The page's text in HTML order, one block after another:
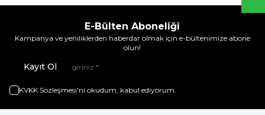
E-Bülten Aboneliği
Kampanya ve yeniliklerden haberdar olmak için e-bültenimize abone
olun!
Kayıt Ol
KVKK Sözleşmesi'ni okudum, kabul ediyorum.